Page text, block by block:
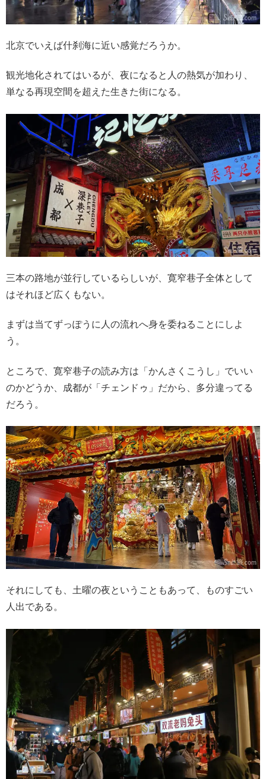
北京でいえば什刹海に近い感覚だろうか。
観光地化されてはいるが、夜になると人の熱気が加わり、
単なる再現空間を超えた生きた街になる。
三本の路地が並行しているらしいが、寛窄巷子全体として
はそれほど広くもない。
まずは当てずっぽうに人の流れへ身を委ねることにしよ
う。
ところで、寛窄巷子の読み方は「かんさくこうし」でいい
のかどうか、成都が「チェンドゥ」だから、多分違ってる
だろう。
それにしても、土曜の夜ということもあって、ものすごい
人出である。